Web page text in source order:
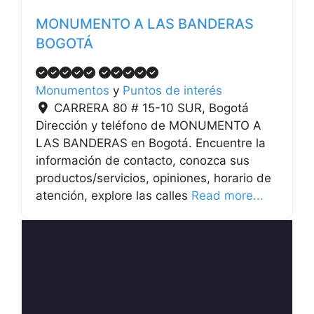
MONUMENTO A LAS BANDERAS
BOGOTÁ
Monumentos y Puntos de interés
CARRERA 80 # 15-10 SUR, Bogotá
Dirección y teléfono de MONUMENTO A
LAS BANDERAS en Bogotá. Encuentre la
información de contacto, conozca sus
productos/servicios, opiniones, horario de
atención, explore las calles Read more...